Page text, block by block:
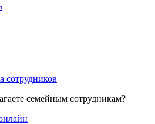
сотрудников
семейным сотрудникам?